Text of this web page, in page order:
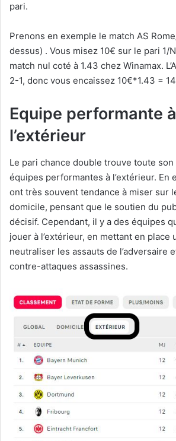
pari.
Prenons en exemple le match AS
dessus) . Vous misez 10€ sur le pari 1/
match nul coté à 1.43 chez Winamax.
2-1, donc vous encaissez 10€*1.43 =
Equipe performante à
l’extérieur
Le pari chance double trouve toute
équipes performantes à l’extérieur. En
ont très souvent tendance à miser sur
domicile, pensant que le soutien du
décisif. Cependant, il y a des équipes
jouer à l’extérieur, en mettant en place
neutraliser les assauts de l’adversaire
contre-attaques assassines.